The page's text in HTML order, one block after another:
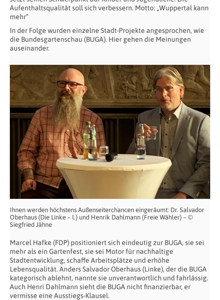
Aufenthaltsqualität soll sich verbessern. Motto: „Wuppertal kann
mehr“
In der Folge wurden einzelne Stadt-Projekte angesprochen, wie
die Bundesgartenschau (BUGA). Hier gehen die Meinungen
auseinander.
Ihnen werden höchstens Außenseiterchancen eingeräumt: Dr. Salvador
Oberhaus (Die Linke – l.) und Henrik Dahlmann (Freie Wähler) – ©
Siegfried Jähne
Marcel Hafke (FDP) positioniert sich eindeutig zur BUGA, sie sei
mehr als ein Gartenfest, sie sei Motor für nachhaltige
Stadtentwicklung, schaffe Arbeitsplätze und erhöhe
Lebensqualität. Anders Salvador Oberhaus (Linke), der die BUGA
kategorisch ablehnt, nannte sie unverantwortlich und fahrlässig.
Auch Henri Dahlmann sieht die BUGA nicht finanzierbar, er
vermisse eine Ausstiegs-Klausel.